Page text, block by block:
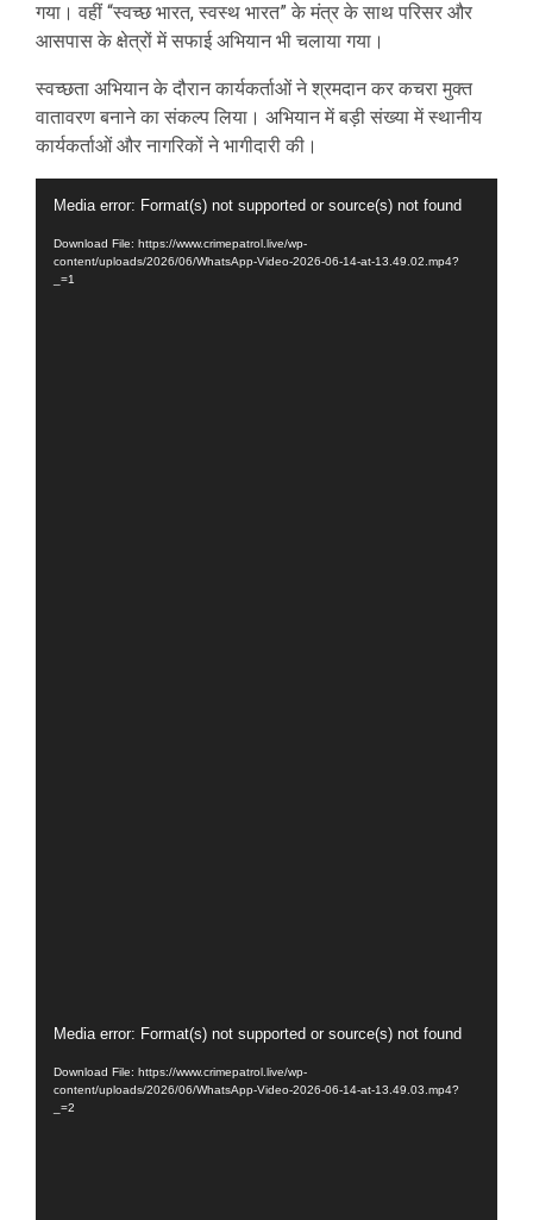
गया। वहीं “स्वच्छ भारत, स्वस्थ भारत” के मंत्र के साथ परिसर और
आसपास के क्षेत्रों में सफाई अभियान भी चलाया गया।
स्वच्छता अभियान के दौरान कार्यकर्ताओं ने श्रमदान कर कचरा मुक्त
वातावरण बनाने का संकल्प लिया। अभियान में बड़ी संख्या में स्थानीय
कार्यकर्ताओं और नागरिकों ने भागीदारी की।
Media error: Format(s) not supported or source(s) not found
Download File: https://www.crimepatrol.live/wp-
content/uploads/2026/06/WhatsApp-Video-2026-06-14-at-13.49.02.mp4?
_=1
Media error: Format(s) not supported or source(s) not found
Download File: https://www.crimepatrol.live/wp-
content/uploads/2026/06/WhatsApp-Video-2026-06-14-at-13.49.03.mp4?
_=2